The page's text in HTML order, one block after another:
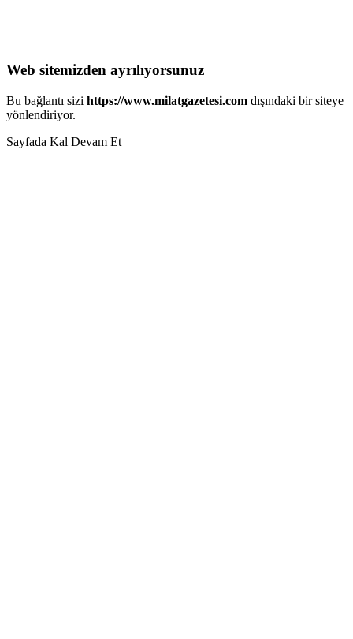
Web sitemizden ayrılıyorsunuz
Bu bağlantı sizi https://www.milatgazetesi.com dışındaki bir siteye
yönlendiriyor.
Sayfada Kal Devam Et